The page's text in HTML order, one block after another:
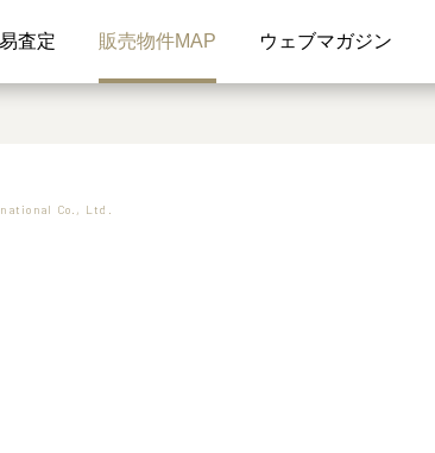
査定 販売物件MAP ウェブマガジン
Co., Ltd.